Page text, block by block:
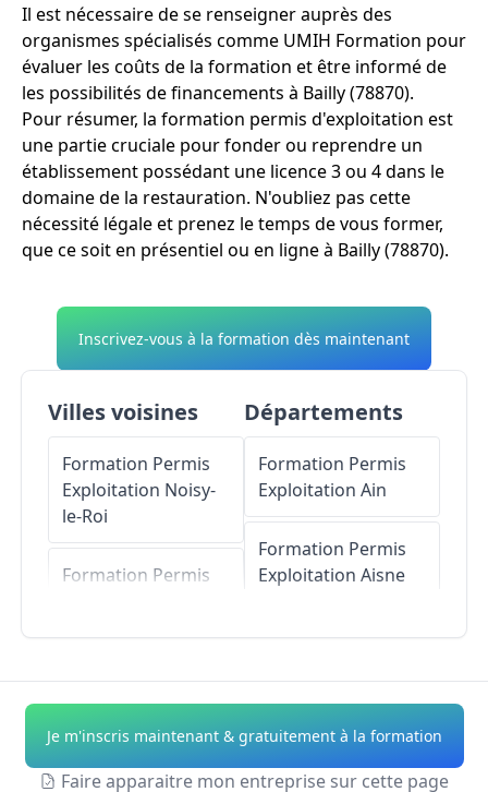
Il est nécessaire de se renseigner auprès des
organismes spécialisés comme UMIH Formation pour
évaluer les coûts de la formation et être informé de
les possibilités de financements à Bailly (78870).
Pour résumer, la formation permis d'exploitation est
une partie cruciale pour fonder ou reprendre un
établissement possédant une licence 3 ou 4 dans le
domaine de la restauration. N'oubliez pas cette
nécessité légale et prenez le temps de vous former,
que ce soit en présentiel ou en ligne à Bailly (78870).
Inscrivez-vous à la formation dès maintenant
Villes voisines
Formation Permis
Exploitation Noisy-
le-Roi
Formation Permis
Formation Permis
ExploitationL'Étang-
la-Ville
Départements
Formation Permis
Exploitation Ain
Formation Permis
Exploitation Aisne
Formation Permis
ExploitationAlpes-
de-Haute-Provence
Je m'inscris maintenant & gratuitement à la formation
Faire apparaitre mon entreprise sur cette page